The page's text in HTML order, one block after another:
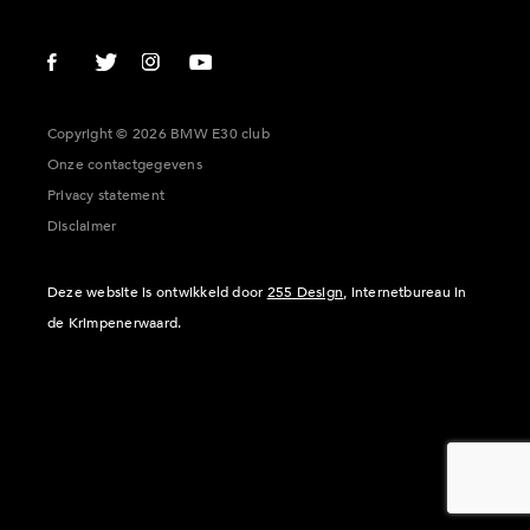
Copyright © 2026 BMW E30 club
Onze contactgegevens
Privacy statement
Disclaimer
Deze website is ontwikkeld door 255 Design, internetbureau in
de Krimpenerwaard.